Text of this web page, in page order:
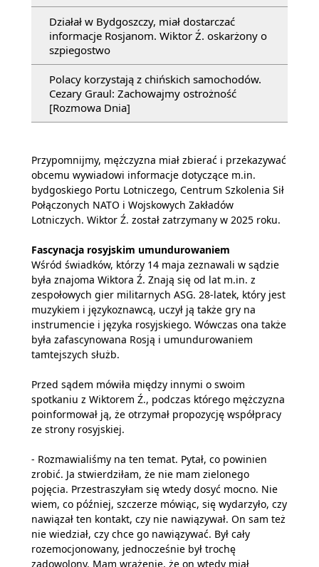
Działał w Bydgoszczy, miał dostarczać
informacje Rosjanom. Wiktor Ź. oskarżony o
szpiegostwo
Polacy korzystają z chińskich samochodów.
Cezary Graul: Zachowajmy ostrożność
[Rozmowa Dnia]
Przypomnijmy, mężczyzna miał zbierać i przekazywać
obcemu wywiadowi informacje dotyczące m.in.
bydgoskiego Portu Lotniczego, Centrum Szkolenia Sił
Połączonych NATO i Wojskowych Zakładów
Lotniczych. Wiktor Ź. został zatrzymany w 2025 roku.
Fascynacja rosyjskim umundurowaniem
Wśród świadków, którzy 14 maja zeznawali w sądzie
była znajoma Wiktora Ź. Znają się od lat m.in. z
zespołowych gier militarnych ASG. 28-latek, który jest
muzykiem i językoznawcą, uczył ją także gry na
instrumencie i języka rosyjskiego. Wówczas ona także
była zafascynowana Rosją i umundurowaniem
tamtejszych służb.
Przed sądem mówiła między innymi o swoim
spotkaniu z Wiktorem Ź., podczas którego mężczyzna
poinformował ją, że otrzymał propozycję współpracy
ze strony rosyjskiej.
- Rozmawialiśmy na ten temat. Pytał, co powinien
zrobić. Ja stwierdziłam, że nie mam zielonego
pojęcia. Przestraszyłam się wtedy dosyć mocno. Nie
wiem, co później, szczerze mówiąc, się wydarzyło, czy
nawiązał ten kontakt, czy nie nawiązywał. On sam też
nie wiedział, czy chce go nawiązywać. Był cały
rozemocjonowany, jednocześnie był trochę
zadowolony. Mam wrażenie, że on wtedy miał